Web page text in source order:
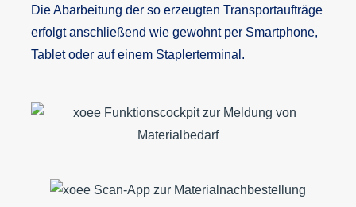
Die Abarbeitung der so erzeugten Transportaufträge
erfolgt anschließend wie gewohnt per Smartphone,
Tablet oder auf einem Staplerterminal.